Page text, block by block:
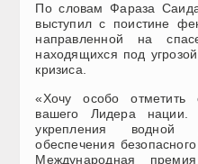
По словам Фараза
выступил с поистине
направленной на
находящихся под
кризиса.
«Хочу особо отметить
вашего Лидера
укрепления
обеспечения
Международная